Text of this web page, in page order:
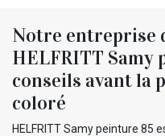
Notre entreprise
HELFRITT Samy
conseils avant la
coloré
HELFRITT Samy peinture 85